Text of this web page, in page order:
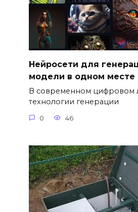
Нейросети для
модели в одном месте
В современном цифровом
технологии генерации
0 46